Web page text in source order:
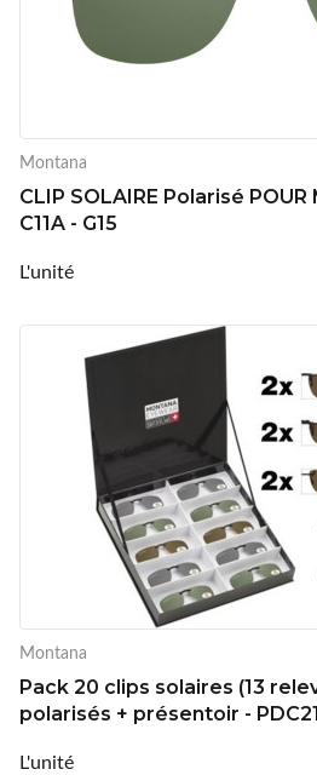
Montana
CLIP SOLAIRE Polarisé POUR
C11A - G15
L'unité
Montana
Pack 20 clips solaires (13
polarisés + présentoir - PDC21
L'unité